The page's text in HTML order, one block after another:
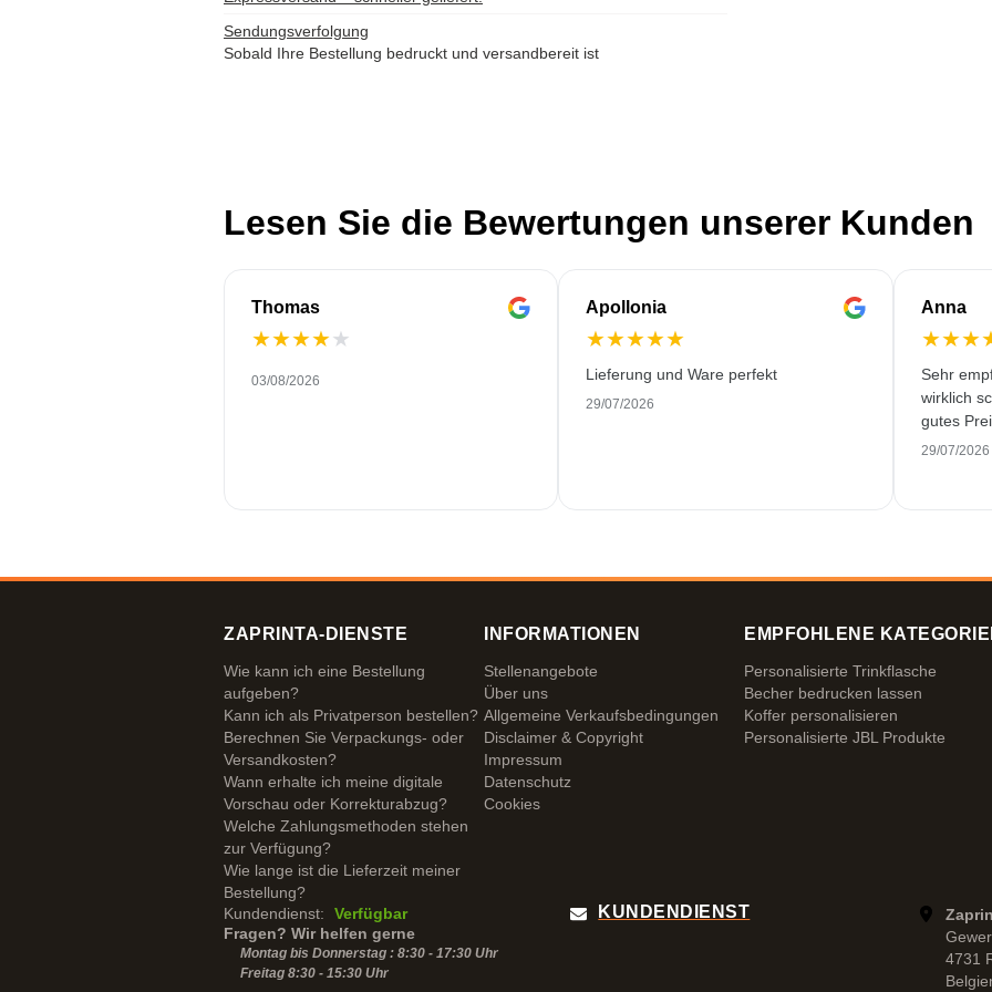
Sendungsverfolgung
Sobald Ihre Bestellung bedruckt und versandbereit ist
Lesen Sie die Bewertungen unserer Kunden
Thomas
★★★★★
03/08/2026
Apollonia
★★★★★
Lieferung und Ware perfekt
29/07/2026
Anna
★★★
Sehr
wirklich
gutes
29/07/2026
ZAPRINTA-DIENSTE
Wie kann ich eine Bestellung
aufgeben?
Kann ich als Privatperson bestellen?
Berechnen Sie Verpackungs- oder
Versandkosten?
Wann erhalte ich meine digitale
Vorschau oder Korrekturabzug?
Welche Zahlungsmethoden stehen
zur Verfügung?
Wie lange ist die Lieferzeit meiner
Bestellung?
INFORMATIONEN
Stellenangebote
Über uns
Allgemeine Verkaufsbedingungen
Disclaimer & Copyright
Impressum
Datenschutz
Cookies
EMPFOHLENE
Personalisierte Trinkflasche
Becher bedrucken lassen
Koffer personalisieren
Personalisierte JBL Produkte
Kundendienst:
Verfügbar
Fragen? Wir helfen gerne
Montag bis Donnerstag : 8:30 - 17:30 Uhr
Freitag 8:30 - 15:30 Uhr
KUNDENDIENST
4731